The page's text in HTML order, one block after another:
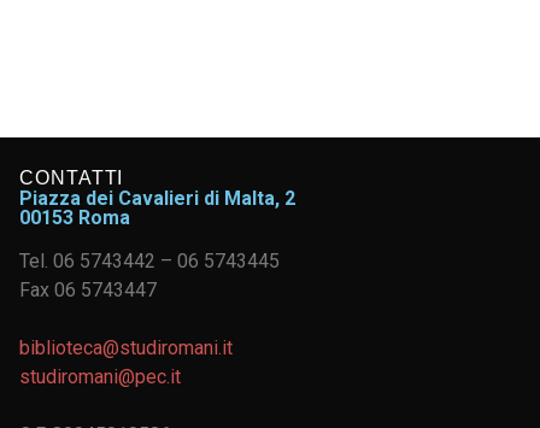
CONTATTI
Piazza dei Cavalieri di Malta, 2
00153 Roma
Tel. 06 5743442 – 06 5743445
Fax 06 5743447
biblioteca@studiromani.it
studiromani@pec.it